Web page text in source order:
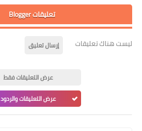
تعليقات Blogger
ليست هناك تعليقات إرسال تعليق
عرض التعليقات فقط
عرض التعليقات والردود